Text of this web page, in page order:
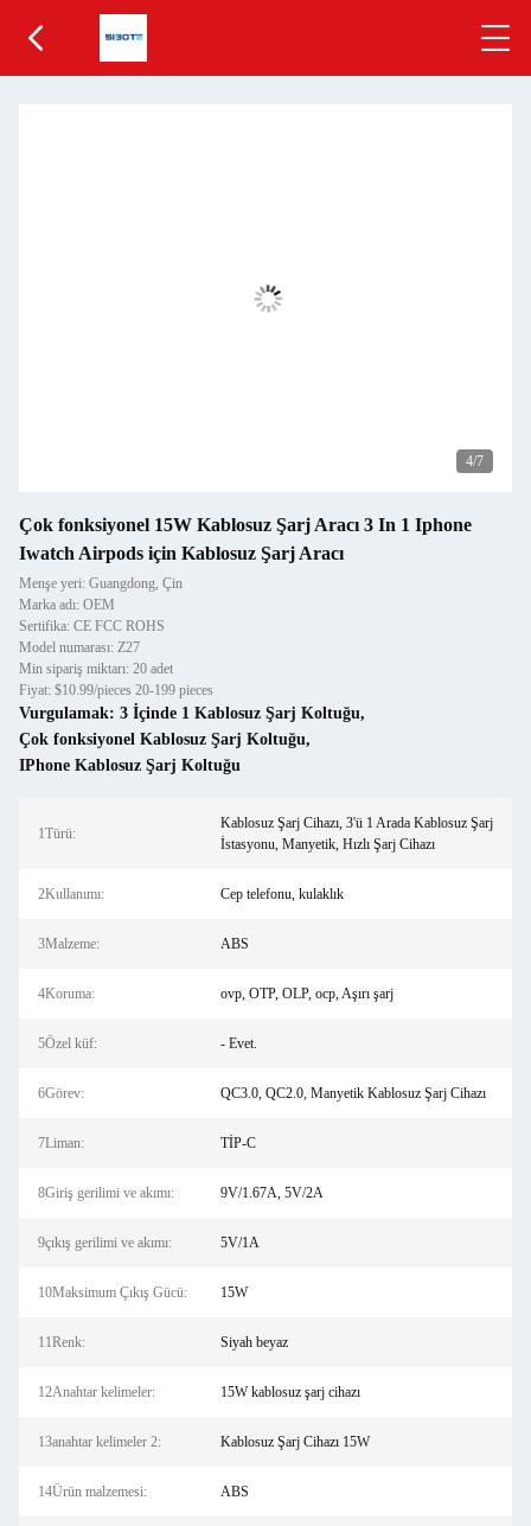
5/7
Çok fonksiyonel 15W Kablosuz Şarj Aracı 3 In 1 Iphone
Iwatch Airpods için Kablosuz Şarj Aracı
Menşe yeri: Guangdong, Çin
Marka adı: OEM
Sertifika: CE FCC ROHS
Model numarası: Z27
Min sipariş miktarı: 20 adet
Fiyat: $10.99/pieces 20-199 pieces
Vurgulamak: 3 İçinde 1 Kablosuz Şarj Koltuğu,
Çok fonksiyonel Kablosuz Şarj Koltuğu,
IPhone Kablosuz Şarj Koltuğu
1Türü:
Kablosuz Şarj Cihazı, 3'ü 1 Arada Kablosuz Şarj
İstasyonu, Manyetik, Hızlı Şarj Cihazı
2Kullanımı: Cep telefonu, kulaklık
3Malzeme: ABS
4Koruma: ovp, OTP, OLP, ocp, Aşırı şarj
5Özel küf: - Evet.
6Görev: QC3.0, QC2.0, Manyetik Kablosuz Şarj Cihazı
7Liman: TİP-C
8Giriş gerilimi ve akımı: 9V/1.67A, 5V/2A
9çıkış gerilimi ve akımı: 5V/1A
10Maksimum Çıkış Gücü: 15W
11Renk: Siyah beyaz
12Anahtar kelimeler: 15W kablosuz şarj cihazı
13anahtar kelimeler 2: Kablosuz Şarj Cihazı 15W
14Ürün malzemesi: ABS